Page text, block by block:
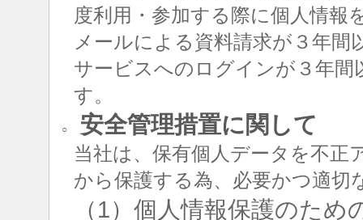
度利用・参加する際に個人情
メールによる資料請求が３年間
サービスへのログインが３年間
す。
○ 安全管理措置に関して
当社は、保有個人データを不正
から保護する為、必要かつ適切
（1）個人情報保護のた